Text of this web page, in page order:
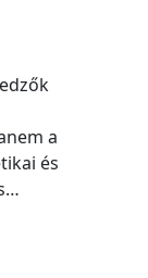
a
és